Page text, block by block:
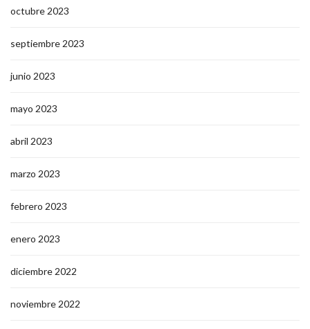
octubre 2023
septiembre 2023
junio 2023
mayo 2023
abril 2023
marzo 2023
febrero 2023
enero 2023
diciembre 2022
noviembre 2022